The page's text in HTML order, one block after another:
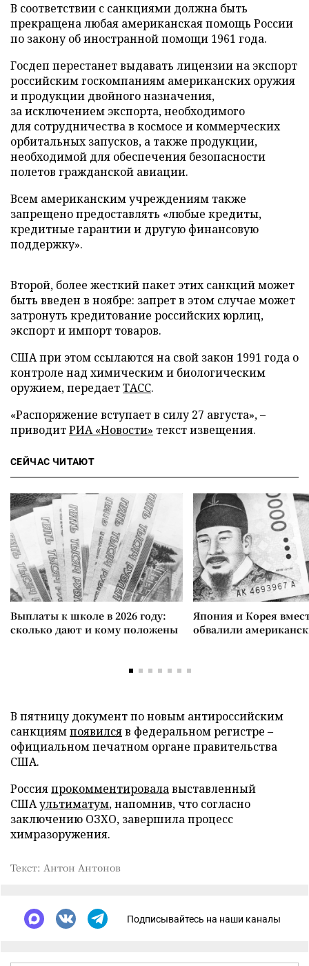
В соответствии с санкциями должна быть
прекращена любая американская помощь России
по закону об иностранной помощи 1961 года.
Госдеп перестанет выдавать лицензии на экспорт
российским госкомпаниям американских оружия
и продукции двойного назначения,
за исключением экспорта, необходимого
для сотрудничества в космосе и коммерческих
орбитальных запусков, а также продукции,
необходимой для обеспечения безопасности
полетов гражданской авиации.
Всем американским учреждениям также
запрещено предоставлять «любые кредиты,
кредитные гарантии и другую финансовую
поддержку».
Второй, более жесткий пакет этих санкций может
быть введен в ноябре: запрет в этом случае может
затронуть кредитование российских юрлиц,
экспорт и импорт товаров.
США при этом ссылаются на свой закон 1991 года о
контроле над химическим и биологическим
оружием, передаетТАСС.
«Распоряжение вступает в силу 27 августа», –
приводитРИА «Новости» текст извещения.
СЕЙЧАС ЧИТАЮТ
Выплаты к школе в 2026 году:
сколько дают и кому положены
Япония и Корея
обвалили
В пятницу документ по новым антироссийским
санкциямпоявилсяв федеральном регистре –
официальном печатном органе правительства
США.
Россияпрокомментировалавыставленный
СШАультиматум, напомнив, что согласно
заключению ОЗХО, завершила процесс
химразоружения.
Текст: Антон Антонов
Подписывайтесь на наши каналы